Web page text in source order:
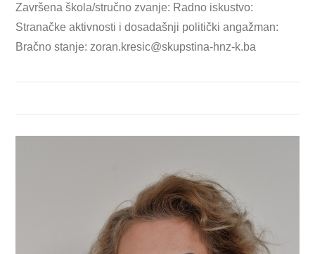
Završena škola/stručno zvanje: Radno iskustvo:
Stranačke aktivnosti i dosadašnji politički angažman:
Bračno stanje: zoran.kresic@skupstina-hnz-k.ba